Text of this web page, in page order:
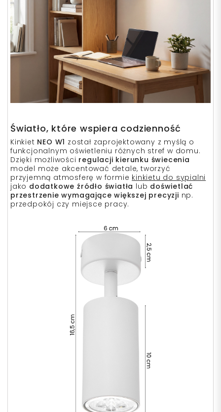
Światło, które wspiera codzienność
Kinkiet NEO W1 został zaprojektowany z myślą o
funkcjonalnym oświetleniu różnych stref w domu.
Dzięki możliwości regulacji kierunku świecenia
model może akcentować detale, tworzyć
przyjemną atmosferę w formie kinkietu do sypialni
jako dodatkowe źródło światła lub doświetlać
przestrzenie wymagające większej precyzji np.
przedpokój czy miejsce pracy.